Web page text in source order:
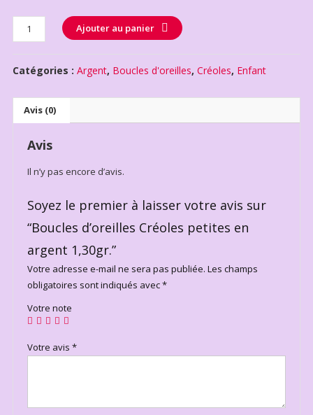
Quantité Ajouter au panier
Catégories : Argent, Boucles d'oreilles, Créoles, Enfant
Avis (0)
Avis
Il n’y pas encore d’avis.
Soyez le premier à laisser votre avis sur
“Boucles d’oreilles Créoles petites en
argent 1,30gr.”
Votre adresse e-mail ne sera pas publiée. Les champs
obligatoires sont indiqués avec*
Votre note
Votre avis *